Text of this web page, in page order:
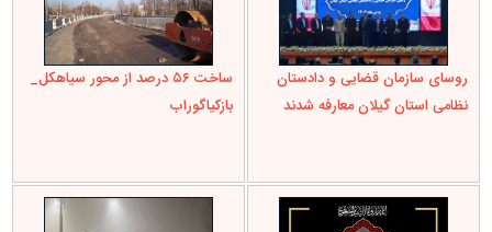
روسای سازمان قضایی و دادستان
نظامی استان گیلان معارفه شدند
ساخت ۵۶ درصد از محور سیاهکل_
بازکیاگوراب